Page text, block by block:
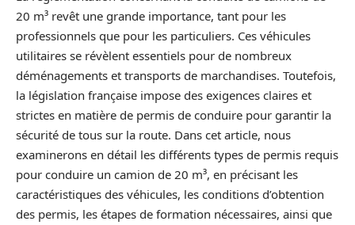
20 m³ revêt une grande importance, tant pour les
professionnels que pour les particuliers. Ces véhicules
utilitaires se révèlent essentiels pour de nombreux
déménagements et transports de marchandises. Toutefois,
la législation française impose des exigences claires et
strictes en matière de permis de conduire pour garantir la
sécurité de tous sur la route. Dans cet article, nous
examinerons en détail les différents types de permis requis
pour conduire un camion de 20 m³, en précisant les
caractéristiques des véhicules, les conditions d’obtention
des permis, les étapes de formation nécessaires, ainsi que